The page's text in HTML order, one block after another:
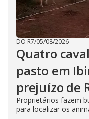
DO R7/05/08/2026
Quatro
pasto em
prejuízo de
Proprietários fazem
para localizar os